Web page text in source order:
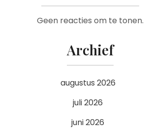
Geen reacties om te tonen.
Archief
augustus 2026
juli 2026
juni 2026